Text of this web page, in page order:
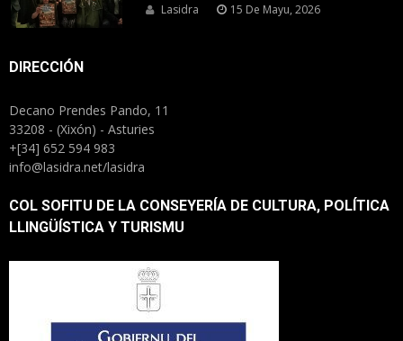
Lasidra 15 De Mayu, 2026
DIRECCIÓN
Decano Prendes Pando, 11
33208 - (Xixón) - Asturies
+[34] 652 594 983
info@lasidra.net/lasidra
COL SOFITU DE LA CONSEYERÍA DE CULTURA, POLÍTICA
LLINGÜÍSTICA Y TURISMU